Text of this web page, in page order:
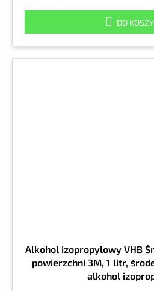
DO
Alkohol izopropylowy VHB
powierzchni 3M, 1 litr,
alkohol